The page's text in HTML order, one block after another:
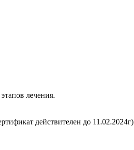
лечения.
действителен до 11.02.2024г)